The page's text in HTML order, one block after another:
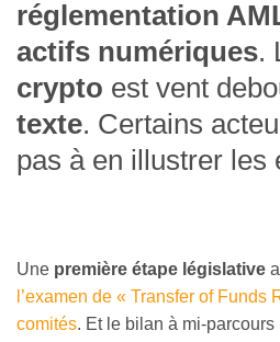
réglementation
actifs numériques.
crypto est vent
texte. Certains
pas à en illustrer les
Une première étape législative
l’examen de « Transfer of Funds
comités. Et le bilan à mi-parcours